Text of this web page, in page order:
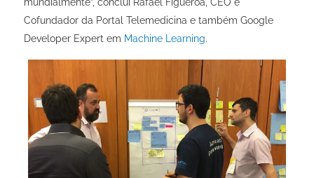
Cofundador da Portal Telemedicina e também Google
Developer Expert em Machine Learning.